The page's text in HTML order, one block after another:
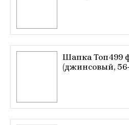
Шапка Топ499
(джинсовый,